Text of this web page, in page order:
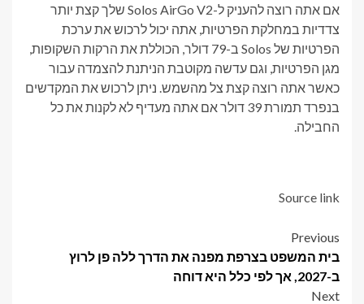
אם אתה רוצה להעניק ל-Solos AirGo V2 שלך קצת יותר
צדדיות במחלקת הפרטיות, אתה יכול לרכוש את ערכת
הפרטיות של Solos ב-79 דולר, הכוללת את הרקות השקופות,
מגן הפרטיות, וגם עדשה מקוטבת הניתנת להצמדה עבור
כאשר אתה רוצה קצת צל מהשמש. ניתן לרכוש את המקדשים
בנפרד תמורת 39 דולר אם אתה מעדיף לא לקנות את כל
החבילה.
Source link
Post
navigation
Previous
בית המשפט בצרפת מפנה את הדרך ללה פן לרוץ
ב-2027, אך לפי כלל היא דוחה
Next